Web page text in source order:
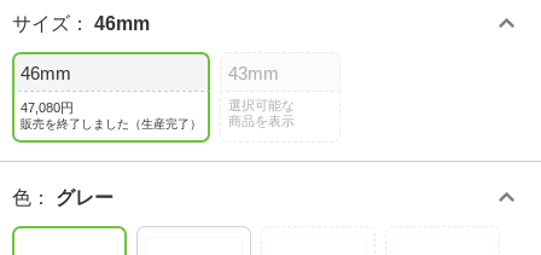
サイズ ： 46mm
46mm
47,080円
販売を終了しました（生産完了）
43mm
選択可能な
商品を表示
色 ： グレー